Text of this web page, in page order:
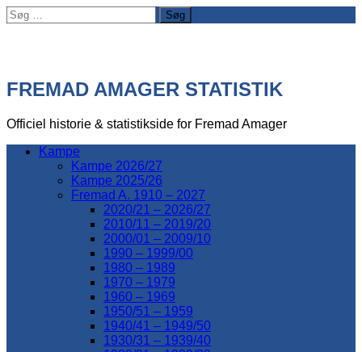
Søg
efter:
FREMAD AMAGER STATISTIK
Officiel historie & statistikside for Fremad Amager
Kampe
Kampe 2026/27
Kampe 2025/26
Fremad A. 1910 – 2027
2020/21 – 2026/27
2010/11 – 2019/20
2000/01 – 2009/10
1990 – 1999/00
1980 – 1989
1970 – 1979
1960 – 1969
1950/51 – 1959
1940/41 – 1949/50
1930/31 – 1939/40